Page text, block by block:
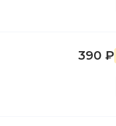
390 ₽